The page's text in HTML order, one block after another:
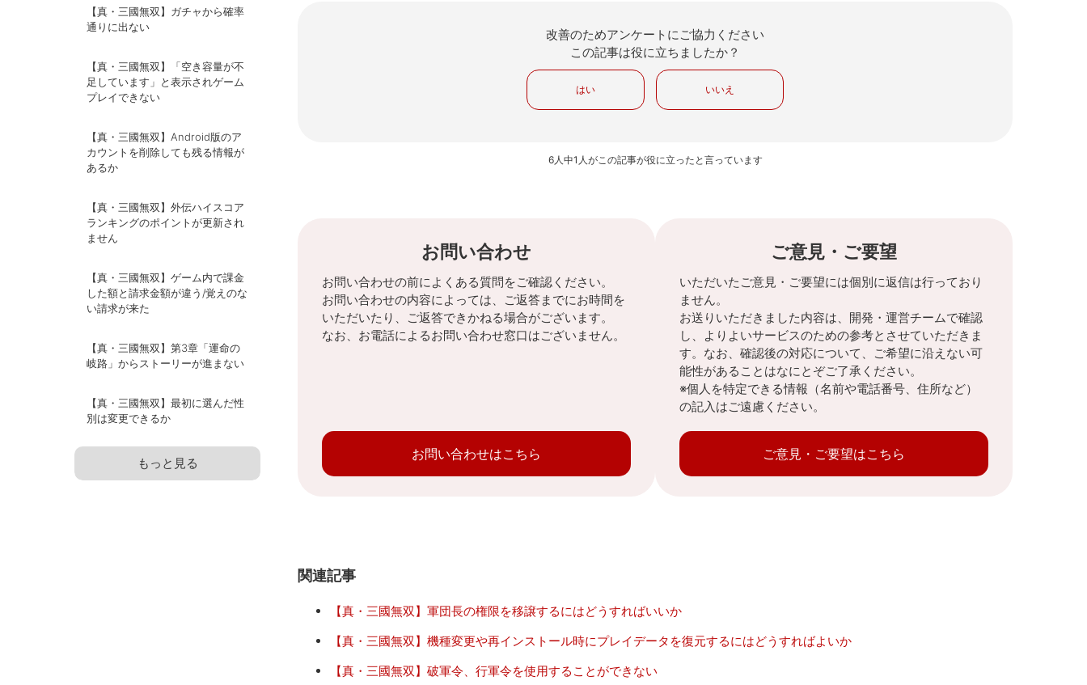
【真・三國無双】ガチャから確率
通りに出ない
【真・三國無双】「空き容量が不
足しています」と表示されゲーム
プレイできない
【真・三國無双】Android版のア
カウントを削除しても残る情報が
あるか
【真・三國無双】外伝ハイスコア
ランキングのポイントが更新され
ません
【真・三國無双】ゲーム内で課金
した額と請求金額が違う/覚えのな
い請求が来た
【真・三國無双】第3章「運命の
岐路」からストーリーが進まない
【真・三國無双】最初に選んだ性
別は変更できるか
もっと見る
改善のためアンケートにご協力ください
この記事は役に立ちましたか？
はい いいえ
6人中1人がこの記事が役に立ったと言っています
お問い合わせ
お問い合わせの前によくある質問をご確認ください。
お問い合わせの内容によっては、ご返答までにお時間を
いただいたり、ご返答できかねる場合がございます。
なお、お電話によるお問い合わせ窓口はございません。
お問い合わせはこちら
ご意見・ご要望
いただいたご意見・ご要望には個別に返信は行っており
ません。
お送りいただきました内容は、開発・運営チームで確認
し、よりよいサービスのための参考とさせていただきま
す。なお、確認後の対応について、ご希望に沿えない可
能性があることはなにとぞご了承ください。
※個人を特定できる情報（名前や電話番号、住所など）
の記入はご遠慮ください。
ご意見・ご要望はこちら
関連記事
【真・三國無双】軍団長の権限を移譲するにはどうすればいいか
【真・三國無双】機種変更や再インストール時にプレイデータを復元するにはどうすればよいか
【真・三國無双】破軍令、行軍令を使用することができない